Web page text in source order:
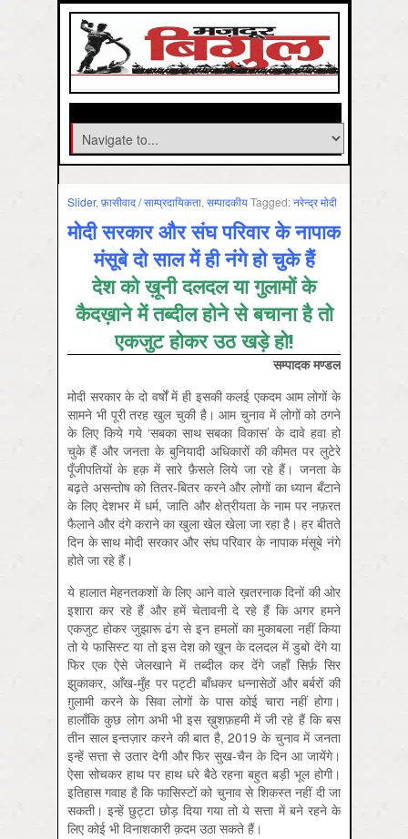
Slider, फ़ासीवाद / साम्‍प्रदायिकता, सम्‍पादकीयTagged:नरेन्‍द्र मोदी
मोदी सरकार और संघ परिवार के नापाक
मंसूबे दो साल में ही नंगे हो चुके हैं
देश को ख़ूनी दलदल या गुलामों के
कैदख़ाने में तब्दील होने से बचाना है तो
एकजुट होकर उठ खड़े हो!
सम्‍पादक मण्‍डल
मोदी सरकार के दो वर्षों में ही इसकी कलई एकदम आम लोगों के
सामने भी पूरी तरह खुल चुकी है। आम चुनाव में लोगों को ठगने
के लिए किये गये ‘सबका साथ सबका विकास’ के दावे हवा हो
चुके हैं और जनता के बुनियादी अधिकारों की कीमत पर लुटेरे
पूँजीपतियों के हक़ में सारे फ़ैसले लिये जा रहे हैं। जनता के
बढ़ते असन्तोष को तितर-बितर करने और लोगों का ध्यान बँटाने
के लिए देशभर में धर्म, जाति और क्षेत्रीयता के नाम पर नफ़रत
फैलाने और दंगे कराने का खुला खेल खेला जा रहा है। हर बीतते
दिन के साथ मोदी सरकार और संघ परिवार के नापाक मंसूबे नंगे
होते जा रहे हैं।
ये हालात मेहनतकशों के लिए आने वाले ख़तरनाक दिनों की ओर
इशारा कर रहे हैं और हमें चेतावनी दे रहे हैं कि अगर हमने
एकजुट होकर जुझारू ढंग से इन हमलों का मुकाबला नहीं किया
तो ये फासिस्‍ट या तो इस देश को ख़ून के दलदल में डुबो देंगे या
फिर एक ऐसे जेलखाने में तब्‍दील कर देंगे जहाँ सिर्फ़ सिर
झुकाकर, आँख-मुँह पर पट्टी बाँधकर धन्‍नासेठों और बर्बरों की
ग़ुलामी करने के सिवा लोगों के पास कोई चारा नहीं होगा।
हालाँकि कुछ लोग अभी भी इस ख़ुशफ़हमी में जी रहे हैं कि बस
तीन साल इन्तज़ार करने की बात है, 2019 के चुनाव में जनता
इन्‍हें सत्ता से उतार देगी और फिर सुख-चैन के दिन आ जायेंगे।
ऐसा सोचकर हाथ पर हाथ धरे बैठे रहना बहुत बड़ी भूल होगी।
इतिहास गवाह है कि फासिस्‍टों को चुनाव से शिकस्त नहीं दी जा
सकती। इन्‍हें छुट्टा छोड़ दिया गया तो ये सत्ता में बने रहने के
लिए कोई भी विनाशकारी क़दम उठा सकते हैं।